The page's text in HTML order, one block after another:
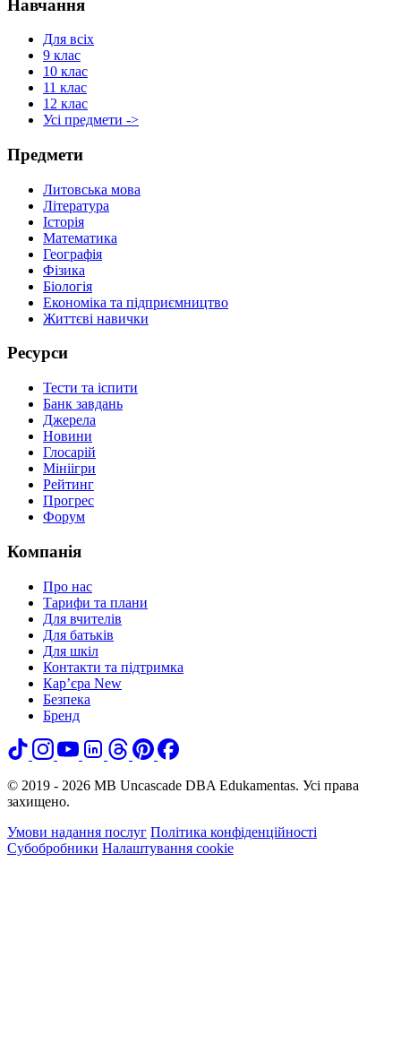
Навчання
Для всіх
9 клас
10 клас
11 клас
12 клас
Усі предмети ->
Предмети
Литовська мова
Література
Історія
Математика
Географія
Фізика
Біологія
Економіка та підприємництво
Життєві навички
Ресурси
Тести та іспити
Банк завдань
Джерела
Новини
Глосарій
Мініігри
Рейтинг
Прогрес
Форум
Компанія
Про нас
Тарифи та плани
Для вчителів
Для батьків
Для шкіл
Контакти та підтримка
Кар’єра New
Безпека
Бренд
© 2019 - 2026 MB Uncascade DBA Edukamentas. Усі права
захищено.
Умови надання послуг Політика конфіденційності
Субобробники Налаштування cookie